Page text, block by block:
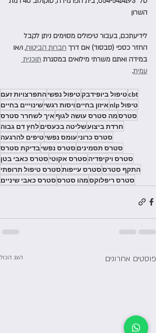
השרון
לידיעתכם, בעבור טיפולים מסוימים ניתן לקבל
החזר כספי (סבסוד) אם דרך חברות הביטוח, ו/או
במידה ואתם משרתי מילואים במסגרת תוכנית
עמית.
cbtטיפול ביופידבקטיפול נפשיהתפרצויות זעם
טיפול nlp
איזון בחיים ויסות רגשישינוייים בחיים
סטרסמה סטרס עושה לגוף איך לשחרר סטרס
חרדת ביצועשליטה בכעסיםלחץ דם גבוה
סטרס כרוני עומס נפשי טיפים להרגעה
סטרס תסמינים סטרס נפשיבדיקת סטרס
סטרס ויקיפדיה סטרס אקוטי סטרס כאבי בטן
התקף סטרססטרס עייפותסטרס טיפול תרופתי
סטרס ריפלוקסמהו סטרססטרס כאבי שיניים
פוסטים אחרונים הצג הכול